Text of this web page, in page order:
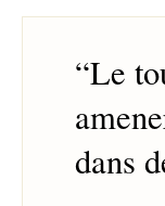
“Le
dans